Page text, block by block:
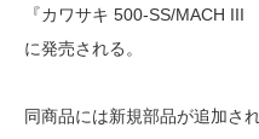
『カワサキ 500-SS/MACH III
に発売される。
同商品には新規部品が追加さ